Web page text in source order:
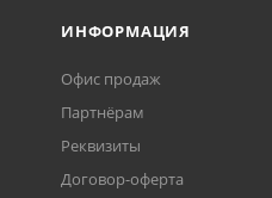
ИНФОРМАЦИЯ
Офис продаж
Партнёрам
Реквизиты
Договор-оферта